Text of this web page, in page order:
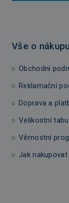
Vše o
Obchodní
Reklamační
Doprava a
Velikostní
Věrnostní
Jak nakupovat